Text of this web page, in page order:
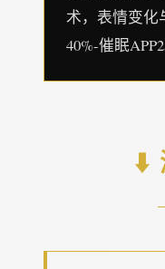
术，表情变化
40%-催眠APP2
⬇️